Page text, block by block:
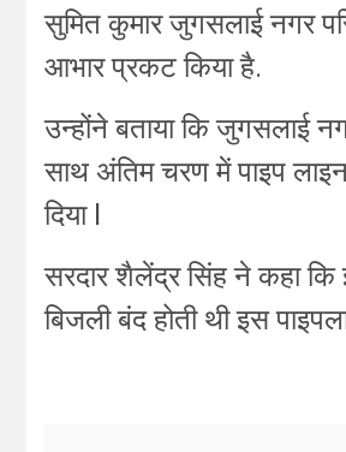
सुमित कुमार जुगसलाई नगर
आभार प्रकट किया है.
उन्होंने बताया कि जुगसलाई
साथ अंतिम चरण में पाइप
दिया l
सरदार शैलेंद्र सिंह ने कहा
बिजली बंद होती थी इस